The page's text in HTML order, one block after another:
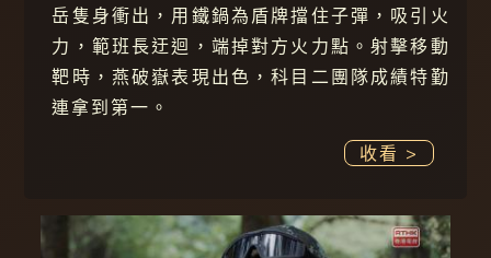
岳隻身衝出，用鐵鍋為盾牌擋住子彈，吸引火
力，範班長迂迴，端掉對方火力點。射擊移動
靶時，燕破嶽表現出色，科目二團隊成績特勤
連拿到第一。
收看 >